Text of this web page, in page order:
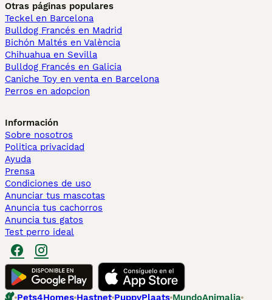
Otras páginas populares
Teckel en Barcelona
Bulldog Francés en Madrid
Bichón Maltés en València
Chihuahua en Sevilla
Bulldog Francés en Galicia
Caniche Toy en venta en Barcelona
Perros en adopcion
Información
Sobre nosotros
Politica privacidad
Ayuda
Prensa
Condiciones de uso
Anunciar tus mascotas
Anuncia tus cachorros
Anuncia tus gatos
Test perro ideal